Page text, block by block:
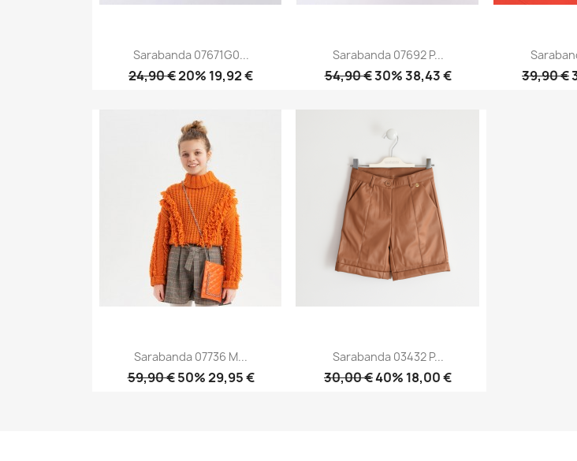
Sarabanda 07671G0...
24,90 €20% 19,92 €
Sarabanda 07692 P...
54,90 €30% 38,43 € 39,90 €
Sarabanda 07736 M...
59,90 €50% 29,95 €
Sarabanda 03432 P...
30,00 €40% 18,00 €